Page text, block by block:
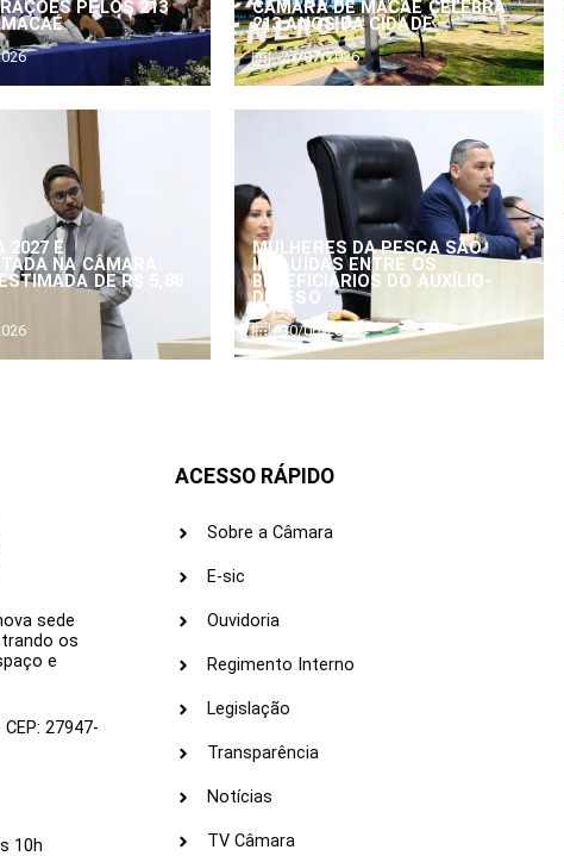
PELOS 213
CÂMARA DE MACAÉ CELEBRA
213 ANOS DA CIDADE
27/07/2026
2027 É
NA CÂMARA:
DE R$ 5,88
MULHERES DA PESCA SÃO
INCLUÍDAS ENTRE OS
BENEFICIÁRIOS DO AUXÍLIO-
DEFESO
30/06/2026
sede
os
e
27947-
10h
ACESSO RÁPIDO
Sobre a Câmara
E-sic
Ouvidoria
Regimento Interno
Legislação
Transparência
Notícias
TV Câmara